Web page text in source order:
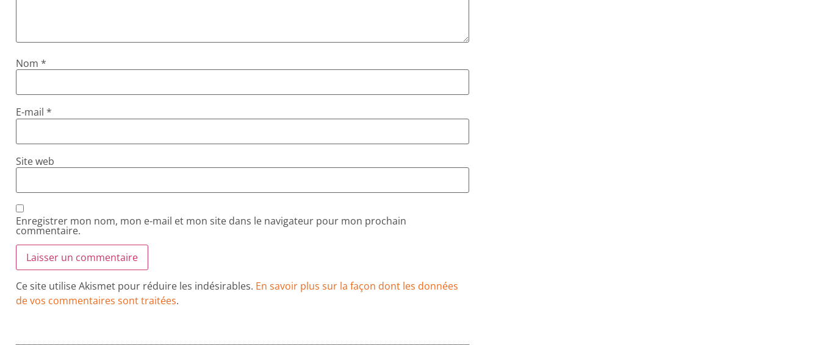
Nom *
E-mail *
Site web
Enregistrer mon nom, mon e-mail et mon site dans le navigateur pour mon prochain
commentaire.
Ce site utilise Akismet pour réduire les indésirables. En savoir plus sur la façon dont les données
de vos commentaires sont traitées.